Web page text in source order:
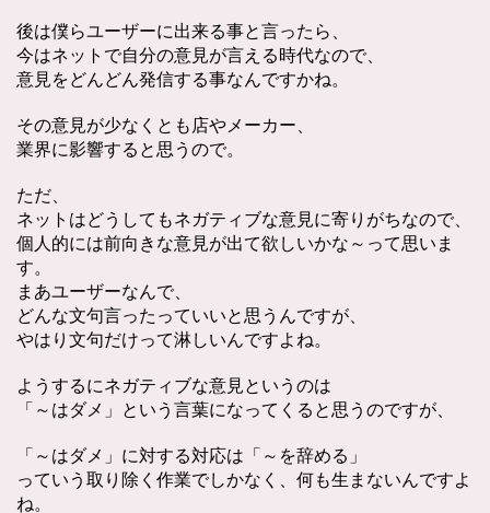
後は僕らユーザーに出来る事と言ったら、
今はネットで自分の意見が言える時代なので、
意見をどんどん発信する事なんですかね。
その意見が少なくとも店やメーカー、
業界に影響すると思うので。
ただ、
ネットはどうしてもネガティブな意見に寄りがちなので、
個人的には前向きな意見が出て欲しいかな～って思いま
す。
まあユーザーなんで、
どんな文句言ったっていいと思うんですが、
やはり文句だけって淋しいんですよね。
ようするにネガティブな意見というのは
「～はダメ」という言葉になってくると思うのですが、
「～はダメ」に対する対応は「～を辞める」
っていう取り除く作業でしかなく、何も生まないんですよ
ね。